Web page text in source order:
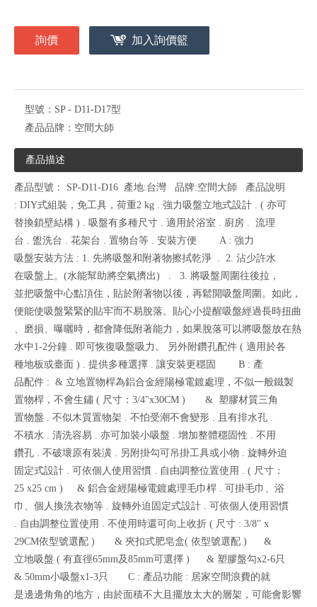
詢價 加入詢價籃
型號： SP - D11-D17型
產品品牌： 空間大師
產品描述
產品型號： SP-D11-D16 產地:台灣 品牌:空間大師 產品說明
: DIY式組裝，免工具，荷重2 kg . 強力吸盤立地式設計 . ( 亦可
替換鎖壁結構 ) . 吸盤有多種尺寸 . 適用於浴室 . 廚房 . 流理
台 . 盥洗台 . 花架台 . 置物台等 . 安裝方便 A : 強力
吸盤安裝方法 : 1. 先將吸盤和附著物擦拭乾淨 . 2. 沾少許水
在吸盤上。(水能幫助將空氣擠出) . 3. 將吸盤周圍往後拉，
並把吸盤中心點頂住，貼於附著物以後，再鬆開吸盤周圍。如此，
便能使吸盤緊緊的貼牢而不易脫落。貼心小提醒吸盤經過長時扭曲
、磨損、曝曬時，都會降低附著能力，如果脫落可以將吸盤放在熱
水中1-2分鐘 . 即可恢復吸盤吸力。 另外附鑽孔配件 ( 適用於各
種地板或臺面 ) . 提供多種選擇 . 讓安裝更穩固 B : 產
品配件 : & 立地置物桿為鋁合金經陽極電鍍處理，不似一般鐵製
置物桿，不會生鏽 ( 尺寸：3/4"x30CM ) & 塑膠材質三角
置物盤 . 不似木質置物架 . 不怕受潮不會變形 . 且有排水孔 .
不積水 . 清洗容易 . 亦可加裝小吸盤 . 增加整體穩固性 . 不用
鑽孔 . 不破壞原有裝潢 . 另附掛勾可吊掛工具或小物 . 旋轉外迫
固定式設計 . 可依個人使用習慣 . 自由調整位置使用 . ( 尺寸：
25 x25 cm ) & 鋁合金經陽極電鍍處理毛巾桿 . 可掛毛巾、浴
巾、個人換洗衣物等 . 旋轉外迫固定式設計 . 可依個人使用習慣
. 自由調整位置使用 . 不使用時還可向上收折 ( 尺寸 : 3/8" x
29CM依型號選配 ) & 夾扣式肥皂盒( 依型號選配 ) &
立地吸盤 ( 有直徑65mm及85mm可選擇 ) & 塑膠盤勾x2-6只
& 50mm小吸盤x1-3只 C : 產品功能 : 居家空間浪費的就
是邊邊角角的地方，由於面積不大且擺放太大的層架，可能會影響